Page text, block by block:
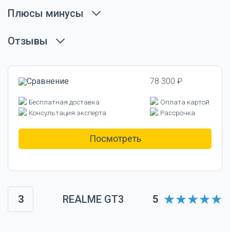
Плюсы минусы
Отзывы
78 300 ₽
Бесплатная доставка
Оплата картой
Консультация эксперта
Рассрочка
Посмотреть
3 REALME GT3 5